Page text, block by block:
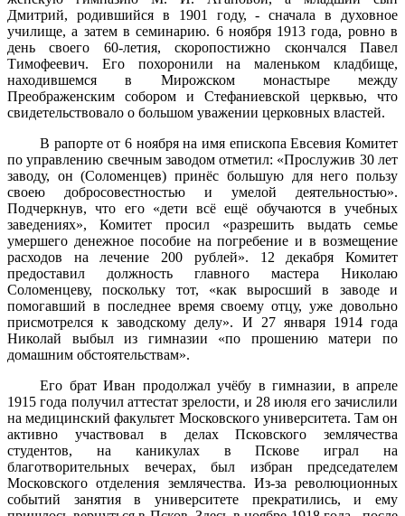
Дмитрий, родившийся в 1901 году, - сначала в духовное
училище, а затем в семинарию. 6 ноября 1913 года, ровно в
день своего 60-летия, скоропостижно скончался Павел
Тимофеевич. Его похоронили на маленьком кладбище,
находившемся в Мирожском монастыре между
Преображенским собором и Стефаниевской церквью, что
свидетельствовало о большом уважении церковных властей.
В рапорте от 6 ноября на имя епископа Евсевия Комитет
по управлению свечным заводом отметил: «Прослужив 30 лет
заводу, он (Соломенцев) принёс большую для него пользу
своею добросовестностью и умелой деятельностью».
Подчеркнув, что его «дети всё ещё обучаются в учебных
заведениях», Комитет просил «разрешить выдать семье
умершего денежное пособие на погребение и в возмещение
расходов на лечение 200 рублей». 12 декабря Комитет
предоставил должность главного мастера Николаю
Соломенцеву, поскольку тот, «как выросший в заводе и
помогавший в последнее время своему отцу, уже довольно
присмотрелся к заводскому делу». И 27 января 1914 года
Николай выбыл из гимназии «по прошению матери по
домашним обстоятельствам».
Его брат Иван продолжал учёбу в гимназии, в апреле
1915 года получил аттестат зрелости, и 28 июля его зачислили
на медицинский факультет Московского университета. Там он
активно участвовал в делах Псковского землячества
студентов, на каникулах в Пскове играл на
благотворительных вечерах, был избран председателем
Московского отделения землячества. Из-за революционных
событий занятия в университете прекратились, и ему